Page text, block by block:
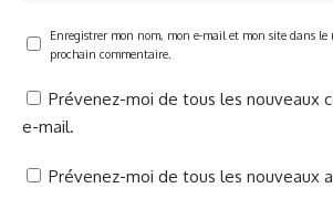
Enregistrer mon nom, mon e-mail et mon site dans le
prochain commentaire.
Prévenez-moi de tous les nouveaux
e-mail.
Prévenez-moi de tous les nouveaux